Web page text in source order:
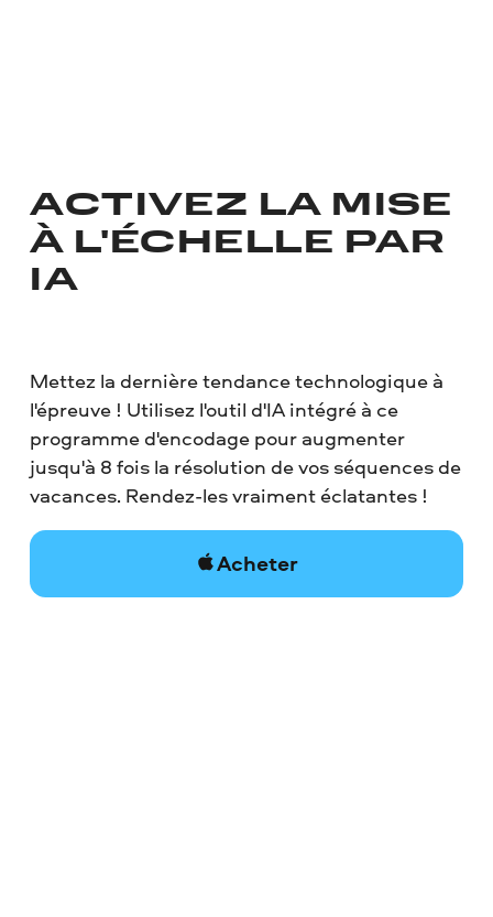
ACTIVEZ LA MISE
À L'ÉCHELLE PAR
IA
Mettez la dernière tendance technologique à
l'épreuve ! Utilisez l'outil d'IA intégré à ce
programme d'encodage pour augmenter
jusqu'à 8 fois la résolution de vos séquences de
vacances. Rendez-les vraiment éclatantes !
Acheter